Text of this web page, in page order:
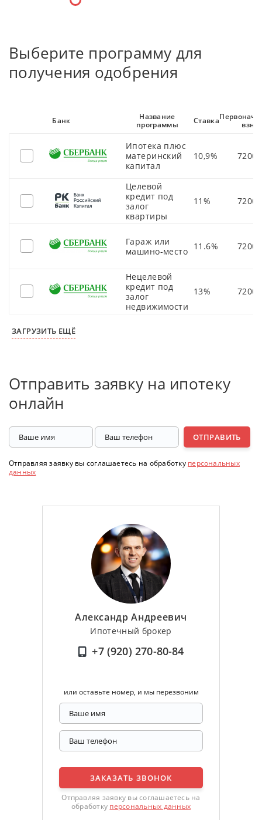
Выберите программу для
получения одобрения
Банк
Название
программы
Ставка
взнос
Ипотека плюс
материнский
капитал
10,9%
Целевой
кредит под
залог
квартиры
11%
Гараж или
машино-место 11.6%
Нецелевой
кредит под
залог
недвижимости
13%
ЗАГРУЗИТЬ ЕЩЁ
Отправить заявку на ипотеку
онлайн
ОТПРАВИТЬ
Отправляя заявку вы соглашаетесь на обработку персональных
данных
Александр Андреевич
Ипотечный брокер
+7 (920) 270-80-84
или оставьте номер, и мы перезвоним
ЗАКАЗАТЬ ЗВОНОК
Отправляя заявку вы соглашаетесь на
обработку персональных данных